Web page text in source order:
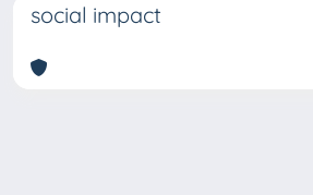
social impact